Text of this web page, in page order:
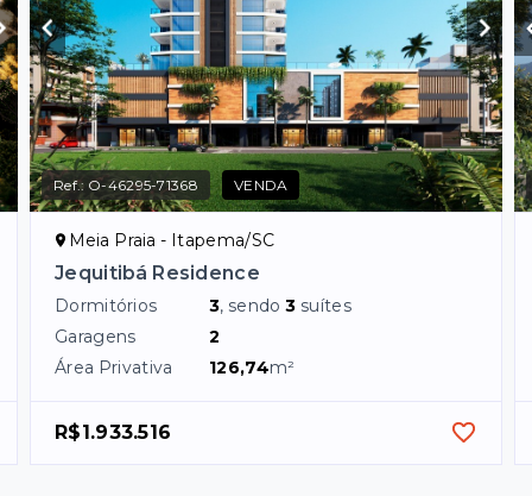
Ref.: O-46295-71368 VENDA
Meia Praia - Itapema/SC
Jequitibá Residence
Dormitórios 3, sendo3 suítes
Garagens
2
Área Privativa
126,74m²
R$1.933.516